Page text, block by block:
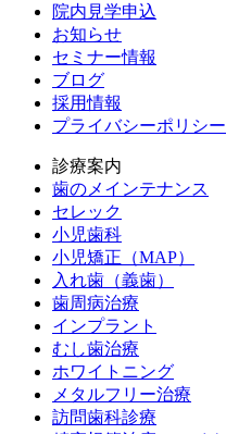
院内見学申込
お知らせ
セミナー情報
ブログ
採用情報
プライバシーポリシー
診療案内
歯のメインテナンス
セレック
小児歯科
小児矯正（MAP）
入れ歯（義歯）
歯周病治療
インプラント
むし歯治療
ホワイトニング
メタルフリー治療
訪問歯科診療